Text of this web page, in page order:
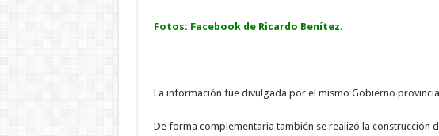
Fotos: Facebook de Ricardo Benítez.
La información fue divulgada por el mismo Gobierno
De forma complementaria también se realizó la construcción